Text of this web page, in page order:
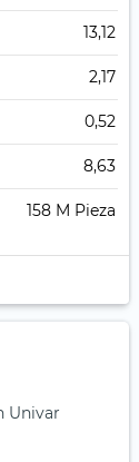
13,12
2,17
0,52
8,63
158 M Pieza
Univar